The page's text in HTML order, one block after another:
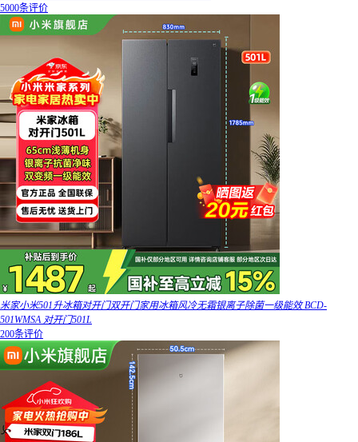
5000条评价
米家小米501升冰箱对开门双开门家用冰箱风冷无霜银离子除菌一级能效 BCD-
501WMSA 对开门501L
200条评价